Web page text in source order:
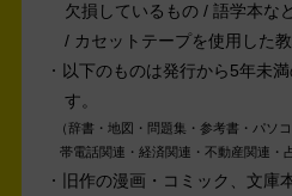
欠損しているもの / 語学本な
/ カセットテープを使用した
以下のものは発行から5年未
す。
辞書・地図・問題集・参考書・パソ
帯電話関連・経済関連・不動産関連・
旧作の漫画・コミック、文庫